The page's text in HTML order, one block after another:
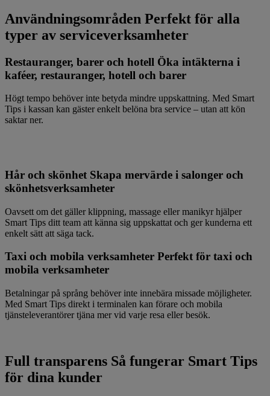
Användningsområden Perfekt för alla
typer av serviceverksamheter
Restauranger, barer och hotell Öka intäkterna i
kaféer, restauranger, hotell och barer
Högt tempo behöver inte betyda mindre uppskattning. Med Smart
Tips i kassan kan gäster enkelt belöna bra service – utan att kön
saktar ner.
Hår och skönhet Skapa mervärde i salonger och
skönhetsverksamheter
Oavsett om det gäller klippning, massage eller manikyr hjälper
Smart Tips ditt team att känna sig uppskattat och ger kunderna ett
enkelt sätt att säga tack.
Taxi och mobila verksamheter Perfekt för taxi och
mobila verksamheter
Betalningar på språng behöver inte innebära missade möjligheter.
Med Smart Tips direkt i terminalen kan förare och mobila
tjänsteleverantörer tjäna mer vid varje resa eller besök.
Full transparens Så fungerar Smart Tips
för dina kunder